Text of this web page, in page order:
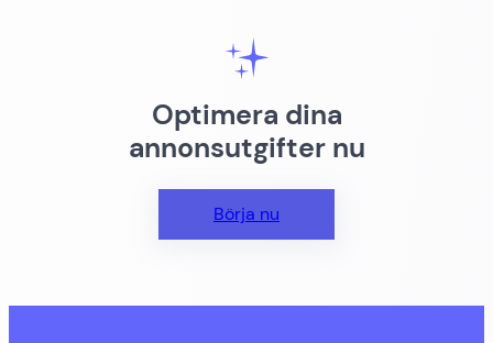
Optimera dina
annonsutgifter nu
Börja nu